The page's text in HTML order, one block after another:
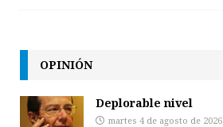
OPINIÓN
Deplorable nivel
martes 4 de agosto de 2026